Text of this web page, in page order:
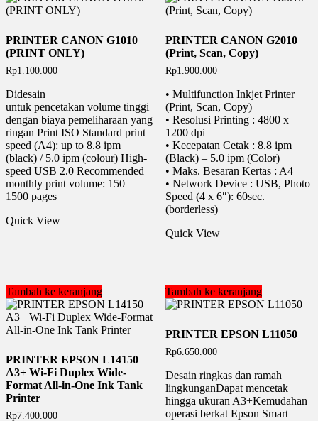
PRINTER CANON G1010
(PRINT ONLY)
Rp1.100.000
Didesain
untuk pencetakan volume tinggi
dengan biaya pemeliharaan yang
ringan Print ISO Standard print
speed (A4): up to 8.8 ipm
(black) / 5.0 ipm (colour) High-
speed USB 2.0 Recommended
monthly print volume: 150 –
1500 pages
Quick View
PRINTER CANON G2010
(Print, Scan, Copy)
Rp1.900.000
• Multifunction Inkjet Printer
(Print, Scan, Copy)
• Resolusi Printing : 4800 x
1200 dpi
• Kecepatan Cetak : 8.8 ipm
(Black) – 5.0 ipm (Color)
• Maks. Besaran Kertas : A4
• Network Device : USB, Photo
Speed (4 x 6″): 60sec.
(borderless)
Quick View
Tambah ke keranjang
PRINTER EPSON L14150
A3+ Wi-Fi Duplex Wide-
Format All-in-One Ink Tank
Printer
Rp7.400.000
Tambah ke keranjang
PRINTER EPSON L11050
Rp6.650.000
Desain ringkas dan ramah
lingkunganDapat mencetak
hingga ukuran A3+Kemudahan
operasi berkat Epson Smart